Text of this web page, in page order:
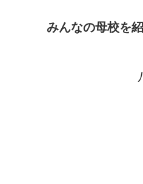
みんなの母校を